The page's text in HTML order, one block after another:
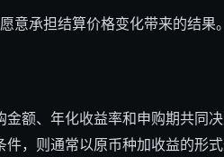
意承担结算价格变化带来的结果。
金额、年化收益率和申购期共同
件，则通常以原币种加收益的形